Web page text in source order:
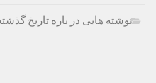
نوشته هایی در باره تاریخ